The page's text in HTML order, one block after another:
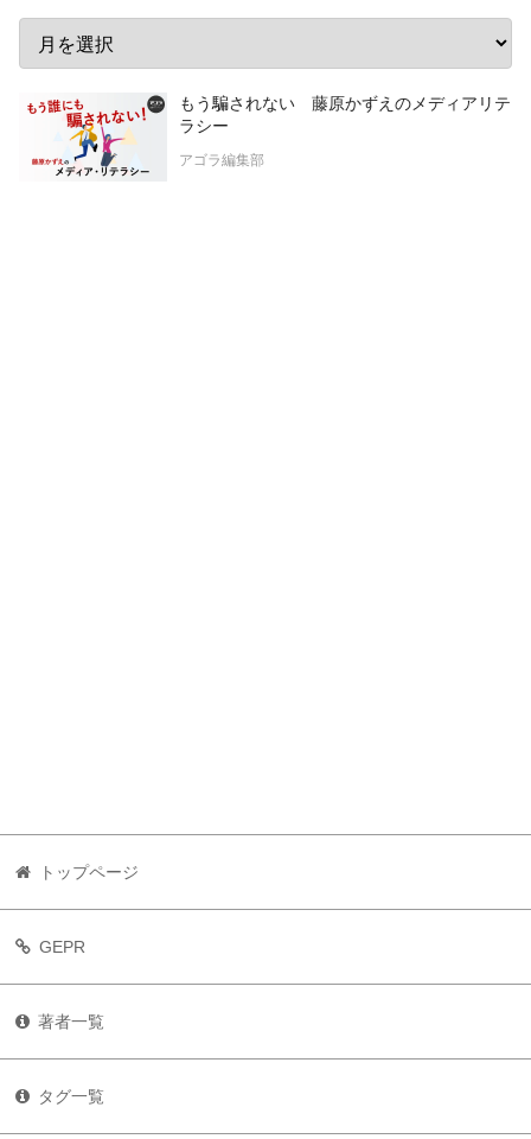
もう騙されない 藤原かずえのメディアリテ
ラシー
アゴラ編集部
トップページ
GEPR
著者一覧
タグ一覧